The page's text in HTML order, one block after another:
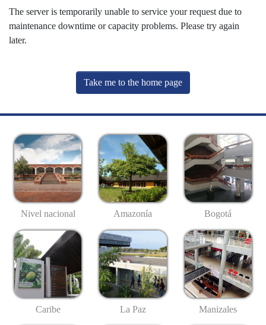
The server is temporarily unable to service your request due to
maintenance downtime or capacity problems. Please try again
later.
Take me to the home page
Nivel nacional Amazonía Bogotá
Caribe La Paz Manizales